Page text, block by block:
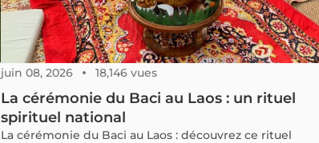
juin 08, 2026 18,146 vues
La cérémonie du Baci au Laos : un rituel
spirituel national
La cérémonie du Baci au Laos : découvrez ce rituel